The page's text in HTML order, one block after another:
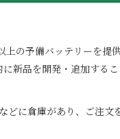
の予備バッテリーを提
新品を開発・追加する
どに倉庫があり、ご注